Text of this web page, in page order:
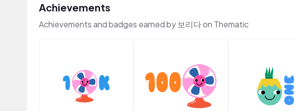
Achievements
Achievements and badges earned by 보리다 on Thematic